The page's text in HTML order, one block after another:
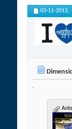
03-11-2013,
.